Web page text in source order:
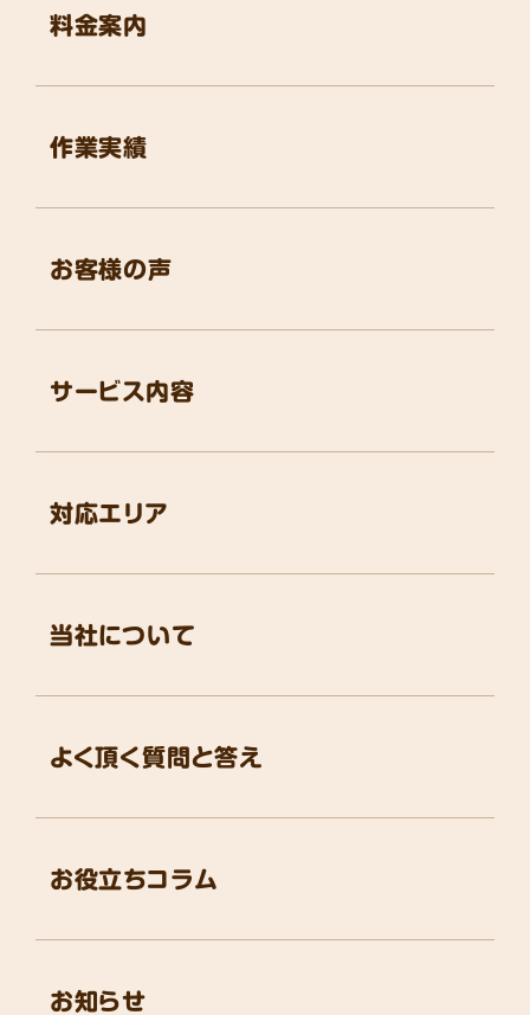
料金案内
作業実績
お客様の声
お役立ちコラム
よく頂く質問と答え
お知らせ
サービス内容
対応エリア
当社について